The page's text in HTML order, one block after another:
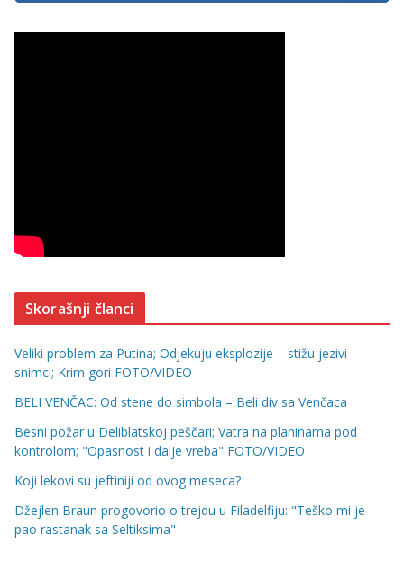
Skorašnji članci
Veliki problem za Putina; Odjekuju eksplozije – stižu jezivi
snimci; Krim gori FOTO/VIDEO
BELI VENČAC: Od stene do simbola – Beli div sa Venčaca
Besni požar u Deliblatskoj peščari; Vatra na planinama pod
kontrolom; "Opasnost i dalje vreba" FOTO/VIDEO
Koji lekovi su jeftiniji od ovog meseca?
Džejlen Braun progovorio o trejdu u Filadelfiju: "Teško mi je
pao rastanak sa Seltiksima"